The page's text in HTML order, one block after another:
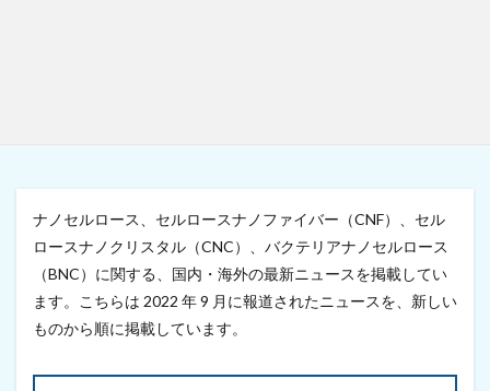
ナノセルロース、セルロースナノファイバー（CNF）、セル
ロースナノクリスタル（CNC）、バクテリアナノセルロース
（BNC）に関する、国内・海外の最新ニュースを掲載してい
ます。こちらは 2022 年 9 月に報道されたニュースを、新しい
ものから順に掲載しています。